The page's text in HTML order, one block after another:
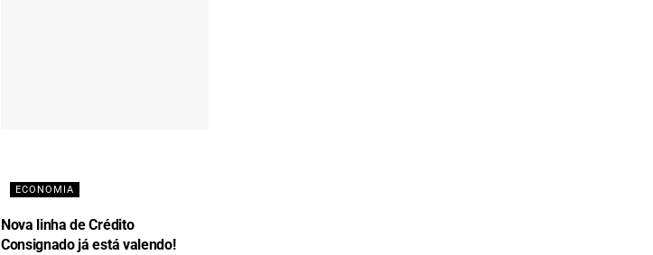
ECONOMIA
Nova linha de Crédito
Consignado já está valendo!